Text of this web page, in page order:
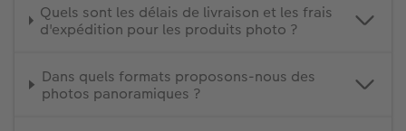
Quels sont les délais de livraison et les frais
d'expédition pour les produits photo ?
Dans quels formats proposons-nous des
photos panoramiques ?